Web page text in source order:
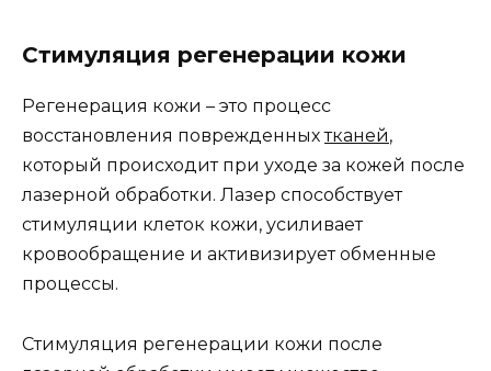
Стимуляция регенерации кожи
Регенерация кожи – это процесс
восстановления поврежденныхтканей,
который происходит при уходе за кожей после
лазерной обработки. Лазер способствует
стимуляции клеток кожи, усиливает
кровообращение и активизирует обменные
процессы.
Стимуляция регенерации кожи после